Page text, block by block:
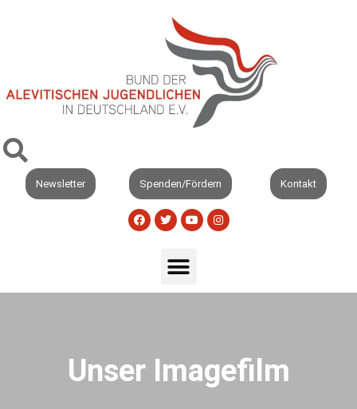
Newsletter Spenden/Fördern Kontakt
Unser Imagefilm